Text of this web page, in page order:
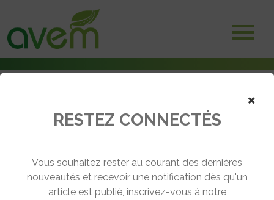
Bilan de la journée transports électriques de l’AVERE à la Rochelle
← Revenir aux actualités
×
RESTEZ CONNECTÉS
Vous souhaitez rester au courant des dernières
nouveautés et recevoir une notification dès qu'un
article est publié, inscrivez-vous à notre